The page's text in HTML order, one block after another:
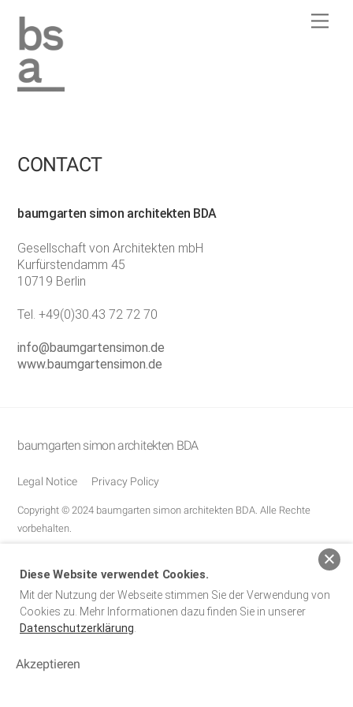
content
CONTACT
baumgarten simon architekten BDA
Gesellschaft von Architekten mbH
Kurfürstendamm 45
10719 Berlin
Tel. +49(0)30.43 72 72 70
info@baumgartensimon.de
www.baumgartensimon.de
baumgarten simon architekten BDA
Legal Notice Privacy Policy
Copyright © 2024 baumgarten simon architekten BDA. Alle Rechte
vorbehalten.
Diese Website verwendet Cookies.
Mit der Nutzung der Webseite stimmen Sie der Verwendung von
Cookies zu. Mehr Informationen dazu finden Sie in unserer
Datenschutzerklärung
Akzeptieren